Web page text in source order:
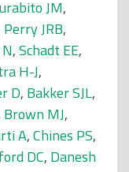
JM,
Perry JRB,
,Schadt EE,
H-J,
D, Bakker SJL,
Brown MJ,
A,Chines PS,
DC, Danesh